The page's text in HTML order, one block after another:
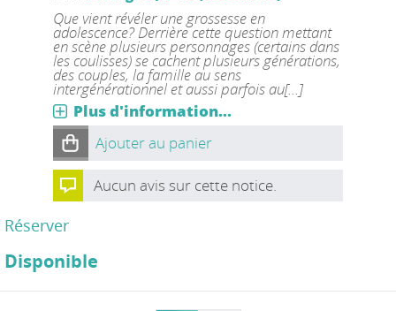
Que vient révéler une grossesse en
adolescence? Derrière cette question mettant
en scène plusieurs personnages (certains dans
les coulisses) se cachent plusieurs générations,
des couples, la famille au sens
intergénérationnel et aussi parfois au[...]
Plus d'information...
Ajouter au panier
Aucun avis sur cette notice.
Réserver
Disponible